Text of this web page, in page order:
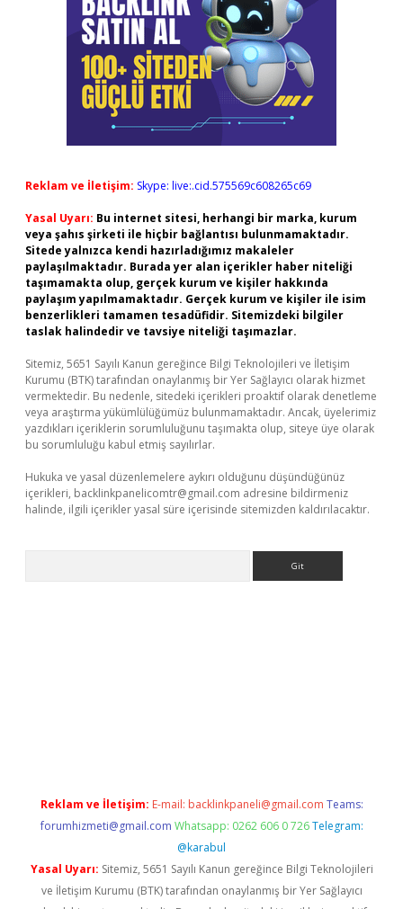
Reklam ve İletişim: Skype: live:.cid.575569c608265c69
Yasal Uyarı: Bu internet sitesi, herhangi bir marka, kurum
veya şahıs şirketi ile hiçbir bağlantısı bulunmamaktadır.
Sitede yalnızca kendi hazırladığımız makaleler
paylaşılmaktadır. Burada yer alan içerikler haber niteliği
taşımamakta olup, gerçek kurum ve kişiler hakkında
paylaşım yapılmamaktadır. Gerçek kurum ve kişiler ile isim
benzerlikleri tamamen tesadüfidir. Sitemizdeki bilgiler
taslak halindedir ve tavsiye niteliği taşımazlar.
Sitemiz, 5651 Sayılı Kanun gereğince Bilgi Teknolojileri ve İletişim
Kurumu (BTK) tarafından onaylanmış bir Yer Sağlayıcı olarak hizmet
vermektedir. Bu nedenle, sitedeki içerikleri proaktif olarak denetleme
veya araştırma yükümlülüğümüz bulunmamaktadır. Ancak, üyelerimiz
yazdıkları içeriklerin sorumluluğunu taşımakta olup, siteye üye olarak
bu sorumluluğu kabul etmiş sayılırlar.
Hukuka ve yasal düzenlemelere aykırı olduğunu düşündüğünüz
içerikleri, backlinkpanelicomtr@gmail.com adresine bildirmeniz
halinde, ilgili içerikler yasal süre içerisinde sitemizden kaldırılacaktır.
Reklam ve İletişim: E-mail: backlinkpaneli@gmail.com Teams:
forumhizmeti@gmail.com Whatsapp: 0262 606 0 726 Telegram:
@karabul
Yasal Uyarı: Sitemiz, 5651 Sayılı Kanun gereğince Bilgi Teknolojileri
ve İletişim Kurumu (BTK) tarafından onaylanmış bir Yer Sağlayıcı